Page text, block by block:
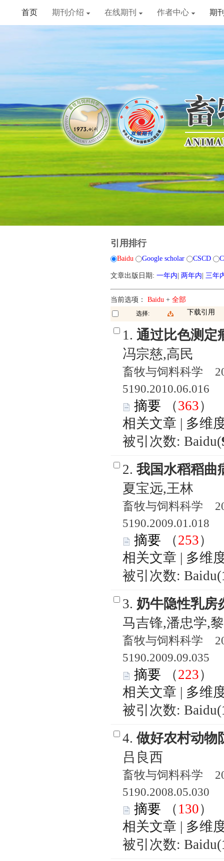
首页 期刊介绍 在线期刊 作者中心 期
引用排行
Baidu Google scholar CSCD
文章出版日期: 一年内 两年内 三年
当前选项： Baidu + 全部
选择: 下载引用
1. 通过比色测定
冯宗慈,高民
畜牧与饲料科学
5190.2010.06.016
摘要 （363
相关文章 | 多维
被引次数: Baidu(
2. 我国水稻稻曲
夏宝远,王林
畜牧与饲料科学
5190.2009.01.018
摘要 （253
相关文章 | 多维
被引次数: Baidu(
3. 奶牛隐性乳房
马吉锋,潘忠学,
畜牧与饲料科学
5190.2009.09.035
摘要 （223
相关文章 | 多维
被引次数: Baidu(
4. 做好农村动物
吕良西
畜牧与饲料科学
5190.2008.05.030
摘要 （ 130
相关文章 | 多维
被引次数: Baidu(